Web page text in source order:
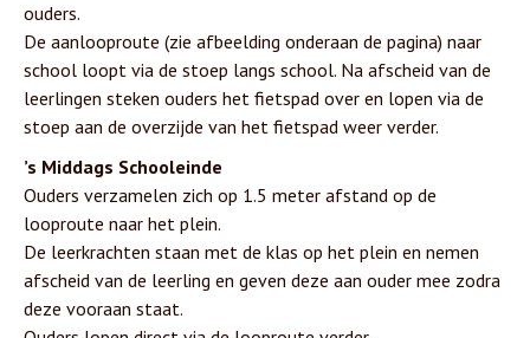
ouders.
De aanlooproute (zie afbeelding onderaan de pagina) naar
school loopt via de stoep langs school. Na afscheid van de
leerlingen steken ouders het fietspad over en lopen via de
stoep aan de overzijde van het fietspad weer verder.
’s Middags Schooleinde
Ouders verzamelen zich op 1.5 meter afstand op de
looproute naar het plein.
De leerkrachten staan met de klas op het plein en nemen
afscheid van de leerling en geven deze aan ouder mee zodra
deze vooraan staat.